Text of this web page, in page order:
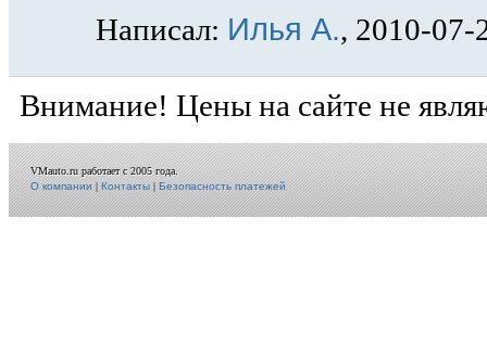
Написал: Илья А., 2010-07-
Внимание! Цены на сайте не
VMauto.ru работает с 2005 года.
О компании|Контакты|Безопасность платежей